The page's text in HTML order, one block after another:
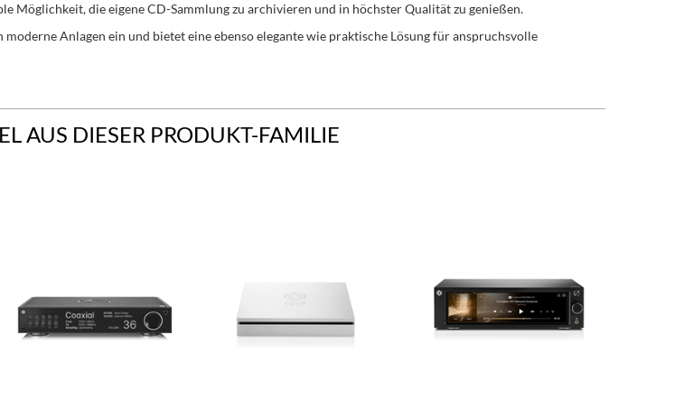
Möglichkeit, die eigene CD-Sammlung zu archivieren und in höchster Qualität zu genießen.
Anlagen ein und bietet eine ebenso elegante wie praktische Lösung für anspruchsvolle
AUS DIESER PRODUKT-FAMILIE